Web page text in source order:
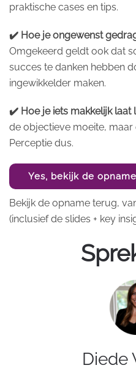
praktische cases en tips.
✔️ Hoe je ongewenst
Omgekeerd geldt ook dat
succes te danken hebben
ingewikkelder maken.
✔️ Hoe je iets makkelijk laat
de objectieve moeite, maar
Perceptie dus.
Yes, bekijk de
Bekijk de opname terug,
(inclusief de slides + key
Diede